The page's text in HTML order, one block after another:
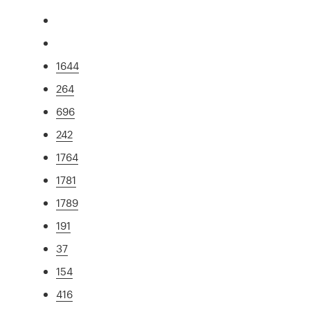
1644
264
696
242
1764
1781
1789
191
37
154
416